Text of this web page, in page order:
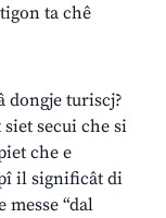
ta chê
dongje turiscj?
secui che si
che e
il significât di
messe “dal